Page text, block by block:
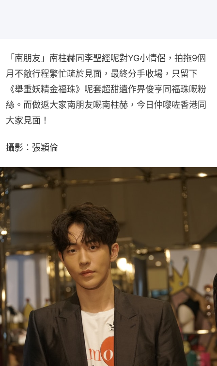
「南朋友」南柱赫同李聖經呢對YG小情侶，拍拖9個
月不敵行程繁忙疏於見面，最終分手收場，只留下
《舉重妖精金福珠》呢套超甜遺作畀俊亨同福珠嘅粉
絲。而做返大家南朋友嘅南柱赫，今日仲嚟咗香港同
大家見面！
攝影：張穎倫